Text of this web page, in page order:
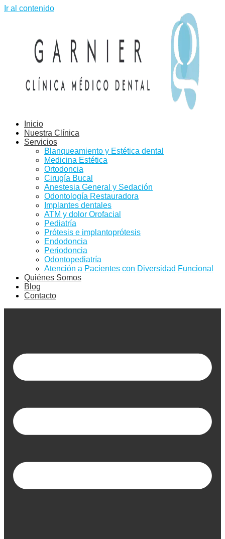
Ir al contenido
Inicio
Nuestra Clínica
Servicios
Blanqueamiento y Estética dental
Medicina Estética
Ortodoncia
Cirugía Bucal
Anestesia General y Sedación
Odontología Restauradora
Implantes dentales
ATM y dolor Orofacial
Pediatría
Prótesis e implantoprótesis
Endodoncia
Periodoncia
Odontopediatría
Atención a Pacientes con Diversidad Funcional
Quiénes Somos
Blog
Contacto